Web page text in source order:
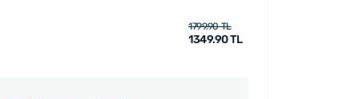
1799.90 TL
1349.90 TL